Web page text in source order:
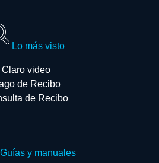
Lo más visto
Claro video
de Recibo
de Recibo
Guías y manuales